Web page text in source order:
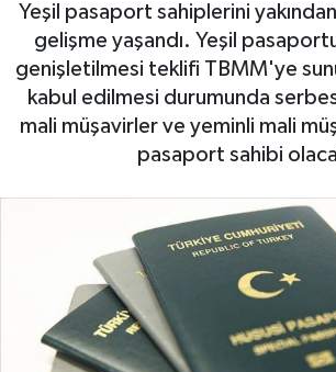
Yeşil pasaport sahiplerini
gelişme yaşandı. Yeşil
genişletilmesi teklifi TBMM'ye
kabul edilmesi durumunda
mali müşavirler ve yeminli mali
pasaport sahibi